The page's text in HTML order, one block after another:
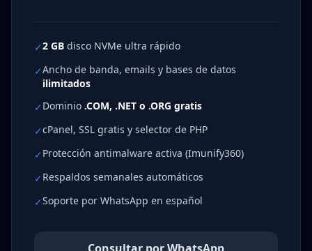
✓2 GB disco NVMe ultra rápido
✓Ancho de banda, emails y bases de datos
ilimitados
✓Dominio .COM, .NET o .ORG gratis
✓cPanel, SSL gratis y selector de PHP
✓Protección antimalware activa (Imunify360)
✓Respaldos semanales automáticos
✓Soporte por WhatsApp en español